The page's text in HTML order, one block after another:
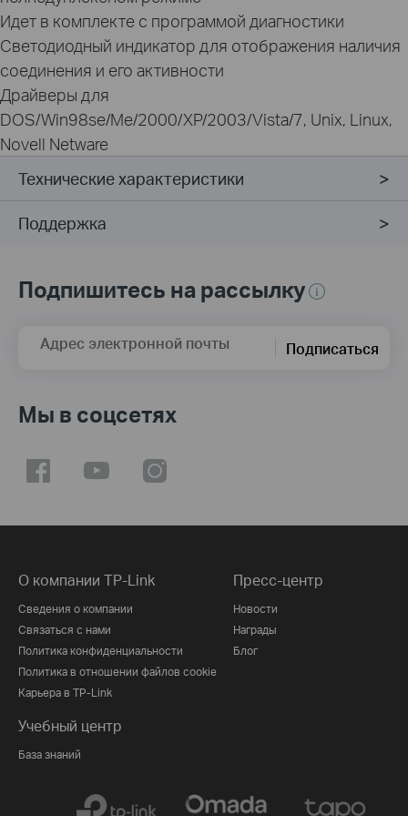
Идет в комплекте с программой диагностики
Светодиодный индикатор для отображения наличия
соединения и его активности
Драйверы для
DOS/Win98se/Me/2000/XP/2003/Vista/7, Unix, Linux,
Novell Netware
Технические характеристики
Поддержка
Подпишитесь на рассылку
Адрес электронной почты Подписаться
Мы в соцсетях
О компании TP-Link
Сведения о компании
Связаться с нами
Политика конфиденциальности
Политика в отношении файлов cookie
Карьера в TP-Link
Пресс-центр
Новости
Награды
Блог
Учебный центр
База знаний